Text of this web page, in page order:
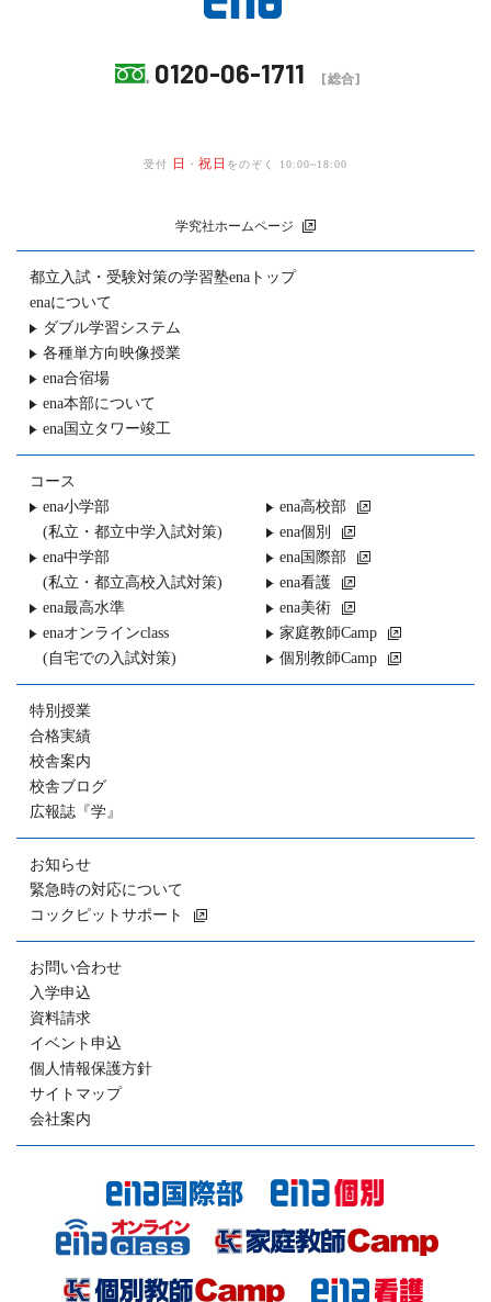
0120-06-1711 [総合]
受付 日 ・ 祝日 をのぞく 10:00~18:00
学究社ホームページ
都立入試・受験対策の学習塾enaトップ
enaについて
ダブル学習システム
各種単方向映像授業
ena合宿場
ena本部について
ena国立タワー竣工
コース
ena小学部
(私立・都立中学入試対策)
ena中学部
(私立・都立高校入試対策)
ena最高水準
enaオンラインclass
(自宅での入試対策)
ena高校部
ena個別
ena国際部
ena看護
ena美術
家庭教師Camp
個別教師Camp
特別授業
合格実績
校舎案内
校舎ブログ
広報誌『学』
お知らせ
緊急時の対応について
コックピットサポート
お問い合わせ
入学申込
資料請求
イベント申込
個人情報保護方針
サイトマップ
会社案内